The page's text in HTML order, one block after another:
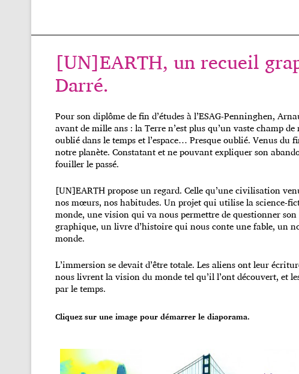
[UN]EARTH, un recueil
Darré.
Pour son diplôme de fin d’études à l’ESAG-Penninghen,
avant de mille ans : la Terre n’est plus qu’un vaste champ
oublié dans le temps et l’espace… Presque oublié. Venus du
notre planète. Constatant et ne pouvant expliquer son
fouiller le passé.
[UN]EARTH propose un regard. Celle qu’une civilisation
nos mœurs, nos habitudes. Un projet qui utilise la science-
monde, une vision qui va nous permettre de questionner
graphique, un livre d’histoire qui nous conte une fable, un
monde.
L’immersion se devait d’être totale. Les aliens ont leur
nous livrent la vision du monde tel qu’il l’ont découvert, et
par le temps.
Cliquez sur une image pour démarrer le diaporama.